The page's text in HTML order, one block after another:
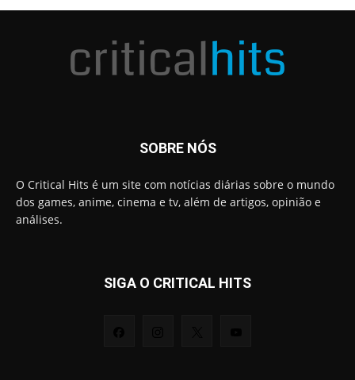
SOBRE NÓS
O Critical Hits é um site com notícias diárias sobre o mundo
dos games, anime, cinema e tv, além de artigos, opinião e
análises.
SIGA O CRITICAL HITS